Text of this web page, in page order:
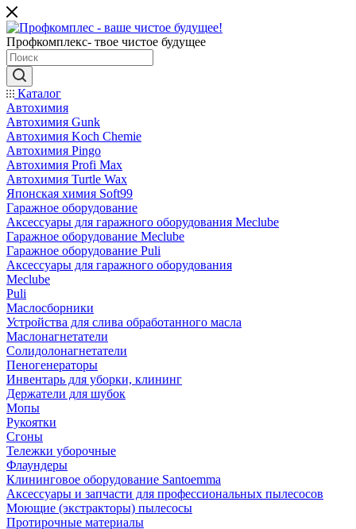
Профкомплекс- твое чистое будущее
Каталог
Автохимия
Автохимия Gunk
Автохимия Koch Chemie
Автохимия Pingo
Автохимия Profi Max
Автохимия Turtle Wax
Японская химия Soft99
Гаражное оборудование
Аксессуары для гаражного оборудования Meclube
Гаражное оборудование Meclube
Гаражное оборудование Puli
Аксессуары для гаражного оборудования
Meclube
Puli
Маслосборники
Устройства для слива обработанного масла
Маслонагнетатели
Солидолонагнетатели
Пеногенераторы
Инвентарь для уборки, клининг
Держатели для шубок
Мопы
Рукоятки
Сгоны
Тележки уборочные
Флаундеры
Клининговое оборудование Santoemma
Аксессуары и запчасти для профессиональных пылесосов
Моющие (экстракторы) пылесосы
Протирочные материалы